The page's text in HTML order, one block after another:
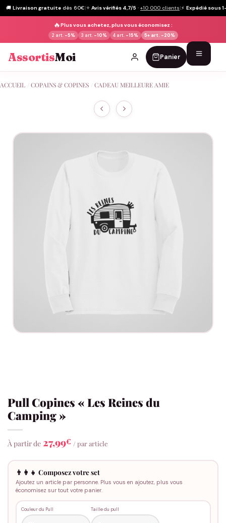
🚚 Livraison gratuite dès 60€|⭐ Avis vérifiés 4,7/5 · +10 000 clients|⚡ Expédié sous
🔥Plus vous achetez, plus vous économisez :
2 art. -5% 3 art. -10% 4 art. -15% 5+ art. -20%
AssortisMoi Panier
au
ACCUEIL COPAINS & COPINES CADEAU MEILLEURE AMIE
Pull Copines « Les Reines du
Camping »
À partir de 27,99€ / par article
👨‍👩‍👧 Composez votre set
Ajoutez un article par personne. Plus vous en ajoutez, plus vous
économisez sur tout votre panier.
Couleur du Pull Taille du pull